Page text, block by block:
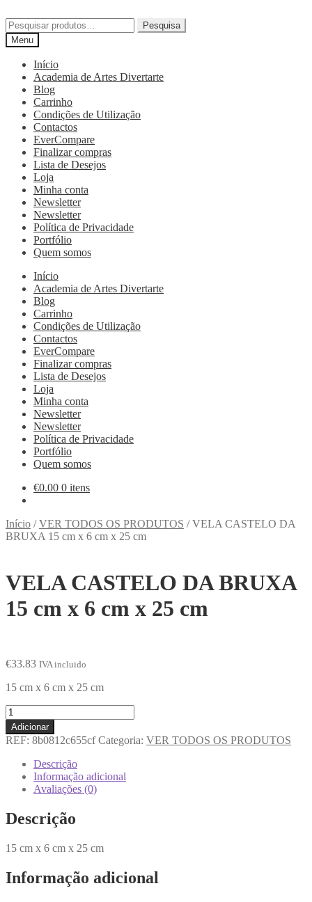
Pesquisa
Menu
Início
Academia de Artes Divertarte
Blog
Carrinho
Condições de Utilização
Contactos
EverCompare
Finalizar compras
Lista de Desejos
Loja
Minha conta
Newsletter
Newsletter
Política de Privacidade
Portfólio
Quem somos
Início
Academia de Artes Divertarte
Blog
Carrinho
Condições de Utilização
Contactos
EverCompare
Finalizar compras
Lista de Desejos
Loja
Minha conta
Newsletter
Newsletter
Política de Privacidade
Portfólio
Quem somos
€0.00 0 itens
Início /VER TODOS OS PRODUTOS /VELA CASTELO DA
BRUXA 15 cm x 6 cm x 25 cm
VELA CASTELO DA BRUXA
15 cm x 6 cm x 25 cm
€33.83 IVA incluido
15 cm x 6 cm x 25 cm
Adicionar
REF: 8b0812c655cf Categoria: VER TODOS OS PRODUTOS
Descrição
Informação adicional
Avaliações (0)
Descrição
15 cm x 6 cm x 25 cm
Informação adicional